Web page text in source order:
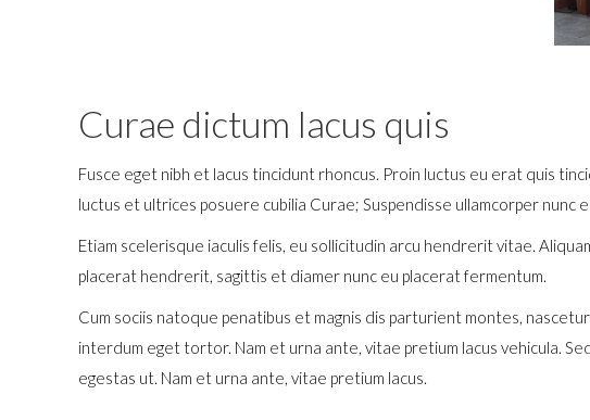
Curae dictum lacus quis
Fusce eget nibh et lacus tincidunt rhoncus. Proin luctus eu erat quis
luctus et ultrices posuere cubilia Curae; Suspendisse ullamcorper nunc
Etiam scelerisque iaculis felis, eu sollicitudin arcu hendrerit vitae.
placerat hendrerit, sagittis et diamer nunc eu placerat fermentum.
Cum sociis natoque penatibus et magnis dis parturient montes,
interdum eget tortor. Nam et urna ante, vitae pretium lacus vehicula.
egestas ut. Nam et urna ante, vitae pretium lacus.